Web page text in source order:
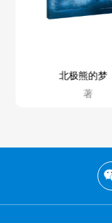
北极熊的梦
著